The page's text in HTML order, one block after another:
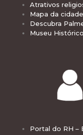
Atrativos
Mapa da
Descubra
Museu Histórico
Portal do RH –